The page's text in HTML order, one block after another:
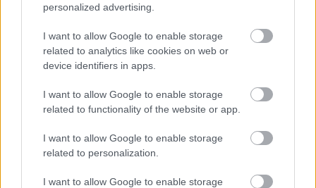
personalized advertising.
I want to allow Google to enable storage
related to analytics like cookies on web or
device identifiers in apps.
I want to allow Google to enable storage
related to functionality of the website or app.
I want to allow Google to enable storage
related to personalization.
I want to allow Google to enable storage